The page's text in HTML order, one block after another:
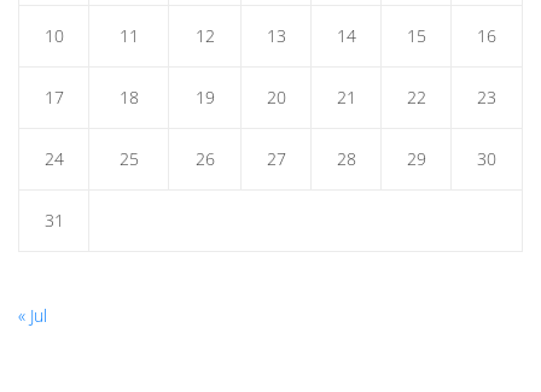
10 11 12 13 14 15 16
17 18 19 20 21 22 23
24 25 26 27 28 29 30
31
« Jul